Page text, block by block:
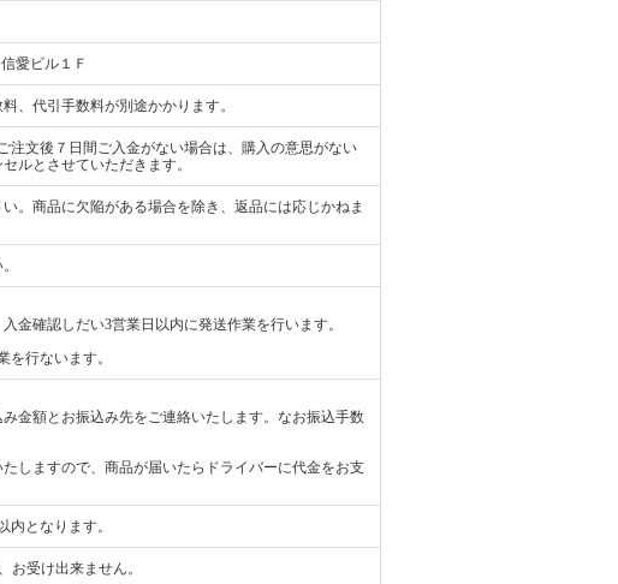
愛ビル１Ｆ
、代引手数料が別途かかります。
注文後７日間ご入金がない場合は、購入の意思がない
ルとさせていただきます。
。商品に欠陥がある場合を除き、返品には応じかねま
金確認しだい3営業日以内に発送作業を行います。
を行ないます。
金額とお振込み先をご連絡いたします。なお振込手数
しますので、商品が届いたらドライバーに代金をお支
内となります。
お受け出来ません。